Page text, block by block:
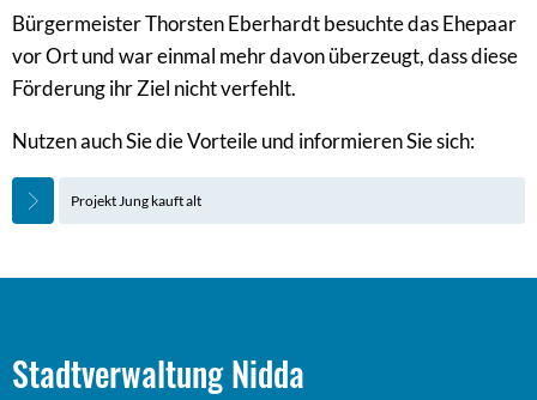
Bürgermeister Thorsten Eberhardt besuchte das Ehepaar
vor Ort und war einmal mehr davon überzeugt, dass diese
Förderung ihr Ziel nicht verfehlt.
Nutzen auch Sie die Vorteile und informieren Sie sich:
Projekt Jung kauft alt
Stadtverwaltung Nidda